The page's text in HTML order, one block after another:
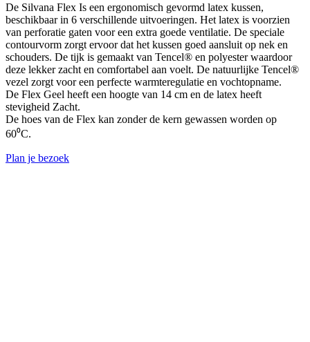
De Silvana Flex Is een ergonomisch gevormd latex kussen,
beschikbaar in 6 verschillende uitvoeringen. Het latex is voorzien
van perforatie gaten voor een extra goede ventilatie. De speciale
contourvorm zorgt ervoor dat het kussen goed aansluit op nek en
schouders. De tijk is gemaakt van Tencel® en polyester waardoor
deze lekker zacht en comfortabel aan voelt. De natuurlijke Tencel®
vezel zorgt voor een perfecte warmteregulatie en vochtopname.
De Flex Geel heeft een hoogte van 14 cm en de latex heeft
stevigheid Zacht.
De hoes van de Flex kan zonder de kern gewassen worden op
60⁰C.
Plan je bezoek